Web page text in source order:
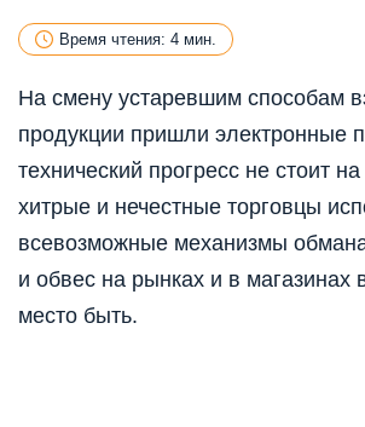
Время чтения: 4 мин.
На смену устаревшим способам
продукции пришли электронные
технический прогресс не стоит
хитрые и нечестные торговцы
всевозможные механизмы
и обвес на рынках и в магазинах
место быть.